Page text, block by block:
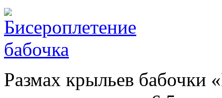
Размах крыльев бабочки